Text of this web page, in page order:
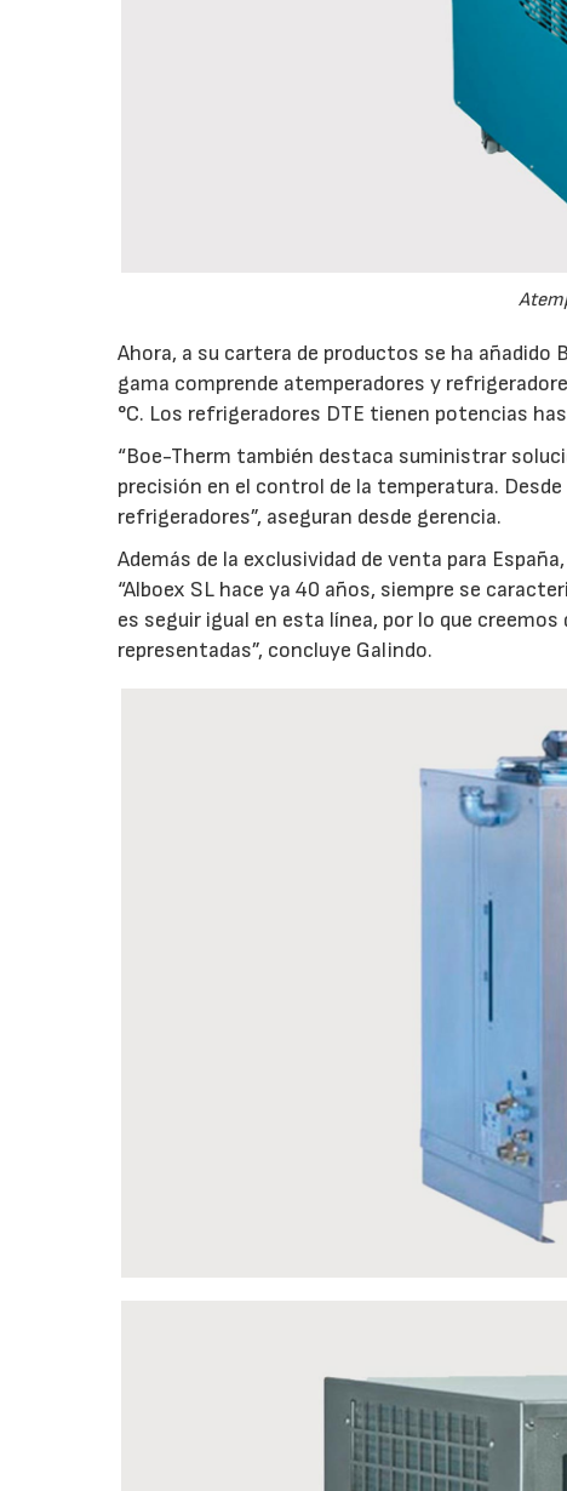
Ahora, a su cartera de productos se ha añadido
gama comprende atemperadores y
°C. Los refrigeradores DTE tienen potencias
“Boe-Therm también destaca suministrar
precisión en el control de la temperatura.
refrigeradores”, aseguran desde gerencia.
Además de la exclusividad de venta para
“Alboex SL hace ya 40 años, siempre se
es seguir igual en esta línea, por lo que
representadas”, concluye Galindo.